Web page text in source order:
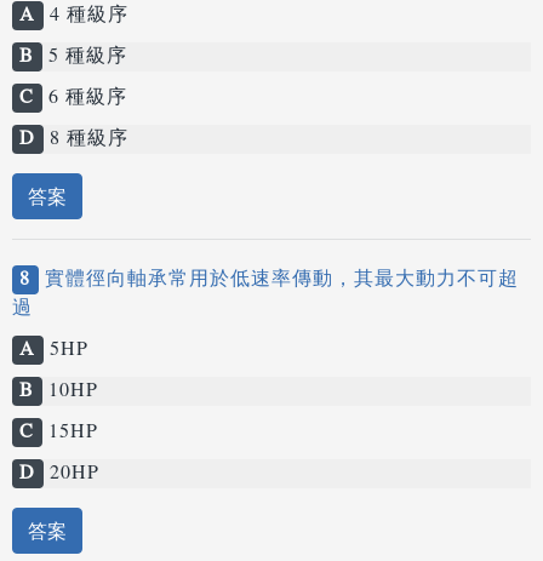
A 4 種級序
B 5 種級序
C 6 種級序
D 8 種級序
答案
8 實體徑向軸承常用於低速率傳動，其最大動力不可超
過
A 5HP
B
10HP
C
15HP
D 20HP
答案